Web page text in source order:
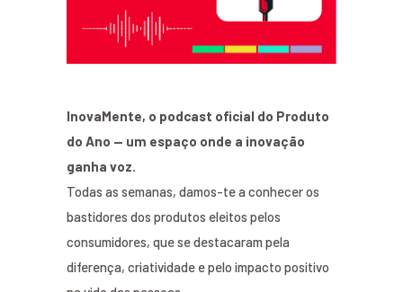
InovaMente, o podcast oficial do Produto
do Ano — um espaço onde a inovação
ganha voz.
Todas as semanas, damos-te a conhecer os
bastidores dos produtos eleitos pelos
consumidores, que se destacaram pela
diferença, criatividade e pelo impacto positivo